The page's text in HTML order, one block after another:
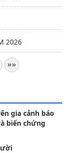
2026
»»
gia cảnh báo
biến chứng